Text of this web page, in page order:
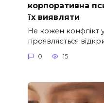
корпоративна
їх виявляти
Не кожен конфлікт
проявляється
0 15